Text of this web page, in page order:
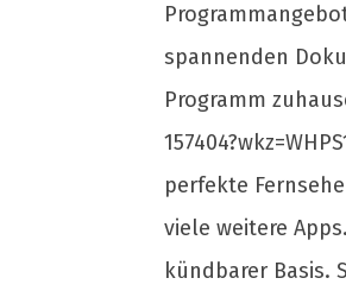
spannenden
Programm
perfekte
viele weitere
kündbarer Basis.